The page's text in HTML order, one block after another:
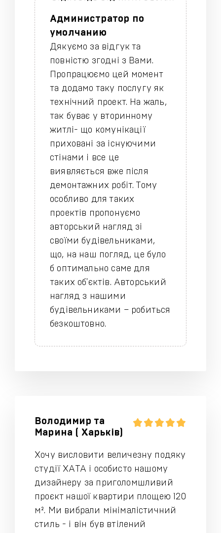
Администратор по
умолчанию
Дякуємо за відгук та
повністю згодні з Вами.
Пропрацюємо цей момент
та додамо таку послугу як
технічний проект. На жаль,
так буває у вторинному
житлі- що комунікації
приховані за існуючими
стінами і все це
виявляється вже після
демонтажних робіт.
Тому
особливо для таких
проектів пропонуємо
авторський нагляд зі
своїми будівельниками,
що, на наш погляд, це було
б оптимально саме для
таких об'єктів. Авторський
нагляд з нашими
будівельниками – робиться
безкоштовно.
Володимир та
Марина ( Харьків)
Хочу висловити величезну подяку
студії ХАТА і особисто нашому
дизайнеру за приголомшливий
проєкт нашої квартири площею 120
м². Ми вибрали мінімалістичний
стиль - і він був втілений